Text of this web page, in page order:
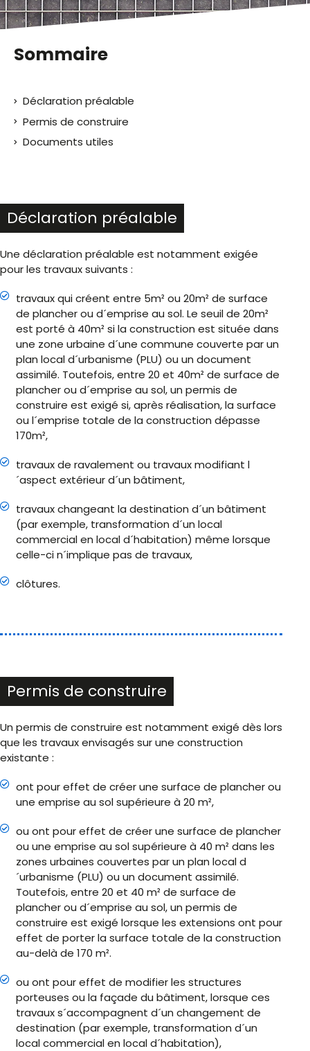
Sommaire
Déclaration préalable
Permis de construire
Documents utiles
Déclaration préalable
Une déclaration préalable est notamment exigée
pour les travaux suivants :
travaux qui créent entre 5m² ou 20m² de surface
de plancher ou d´emprise au sol. Le seuil de 20m²
est porté à 40m² si la construction est située dans
une zone urbaine d´une commune couverte par un
plan local d´urbanisme (PLU) ou un document
assimilé. Toutefois, entre 20 et 40m² de surface de
plancher ou d´emprise au sol, un permis de
construire est exigé si, après réalisation, la surface
ou l´emprise totale de la construction dépasse
170m²,
travaux de ravalement ou travaux modifiant l
´aspect extérieur d´un bâtiment,
travaux changeant la destination d´un bâtiment
(par exemple, transformation d´un local
commercial en local d´habitation) même lorsque
celle-ci n´implique pas de travaux,
clôtures.
Permis de construire
Un permis de construire est notamment exigé dès lors
que les travaux envisagés sur une construction
existante :
ont pour effet de créer une surface de plancher ou
une emprise au sol supérieure à 20 m²,
ou ont pour effet de créer une surface de plancher
ou une emprise au sol supérieure à 40 m² dans les
zones urbaines couvertes par un plan local d
´urbanisme (PLU) ou un document assimilé.
Toutefois, entre 20 et 40 m² de surface de
plancher ou d´emprise au sol, un permis de
construire est exigé lorsque les extensions ont pour
effet de porter la surface totale de la construction
au-delà de 170 m².
ou ont pour effet de modifier les structures
porteuses ou la façade du bâtiment, lorsque ces
travaux s´accompagnent d´un changement de
destination (par exemple, transformation d´un
local commercial en local d´habitation),